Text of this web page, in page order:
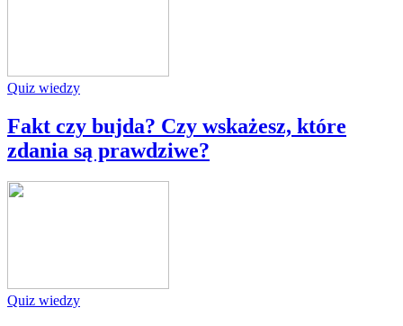
Quiz wiedzy
Fakt czy bujda? Czy wskażesz, które
zdania są prawdziwe?
Quiz wiedzy